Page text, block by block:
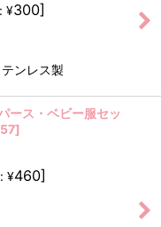
: ¥300]
ンレス製
ース・ベビー服セッ
]
: ¥460]